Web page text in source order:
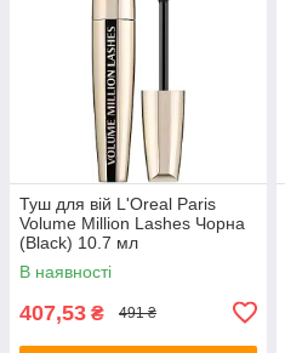
Туш для вій L'Oreal Paris
Volume Million Lashes Чорна
(Black) 10.7 мл
В наявності
407,53 ₴ 491 ₴